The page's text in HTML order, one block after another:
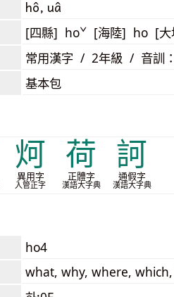
hô, uâ
[四縣] hoˇ [海陸] ho [
常用漢字 / 2年級 / 音訓：
基本包
炣
異用字
入管正字
荷
正體字
漢語大字典
訶
通假字
漢語大字典
ho4
what, why, where,